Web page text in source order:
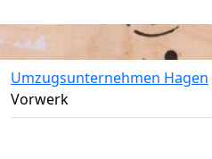
Umzugsunternehmen Hagen
Vorwerk